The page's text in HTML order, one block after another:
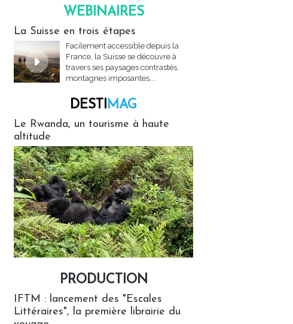
WEBINAIRES
La Suisse en trois étapes
Facilement accessible depuis la
France, la Suisse se découvre à
travers ses paysages contrastés,
montagnes imposantes,...
DESTIMAG
Le Rwanda, un tourisme à haute
altitude
PRODUCTION
IFTM : lancement des "Escales
Littéraires", la première librairie du